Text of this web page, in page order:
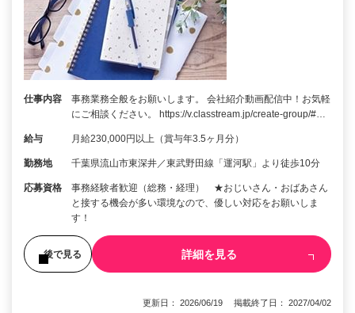
仕事内容
事務業務全般をお願いします。 会社紹介動画配信中！お気軽
にご相談ください。 https://v.classtream.jp/create-group/#…
給与 月給230,000円以上（賞与年3.5ヶ月分）
勤務地 千葉県流山市東深井／東武野田線「運河駅」より徒歩10分
応募資格
事務経験者歓迎（総務・経理） ★おじいさん・おばあさん
と接する機会が多い環境なので、優しい対応をお願いしま
す！
後で見る 詳細を見る
更新日： 2026/06/19 掲載終了日： 2027/04/02